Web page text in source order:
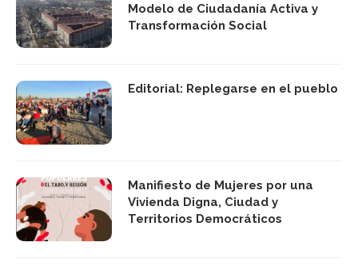
Modelo de Ciudadanía Activa y
Transformación Social
Editorial: Replegarse en el pueblo
Manifiesto de Mujeres por una
Vivienda Digna, Ciudad y
Territorios Democráticos